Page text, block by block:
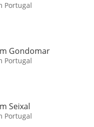
Portugal
Gondomar
Portugal
Seixal
Portugal